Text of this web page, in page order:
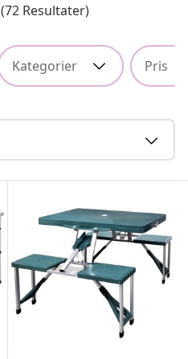
(72 Resultater)
Kategorier Pris